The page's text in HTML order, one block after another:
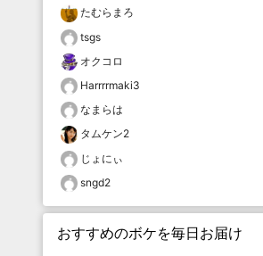
たむらまろ
tsgs
オクコロ
Harrrrmaki3
なまらは
タムケン2
じょにぃ
sngd2
おすすめのボケを毎日お届け